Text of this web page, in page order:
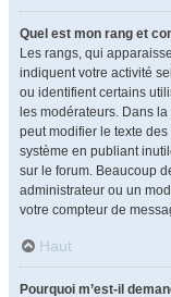
Quel est mon rang et
Les rangs, qui
indiquent votre activité
ou identifient certains
les modérateurs. Dans
peut modifier le texte
système en publiant
sur le forum. Beaucoup
administrateur ou un
votre compteur de
Haut
Pourquoi m’est-il